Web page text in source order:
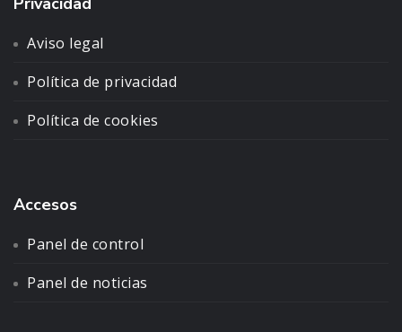
Aviso legal
Política de privacidad
Política de cookies
Accesos
Panel de control
Panel de noticias